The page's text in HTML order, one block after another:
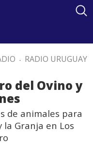
. RADIO URUGUAY
del Ovino y
de animales para
la Granja en Los